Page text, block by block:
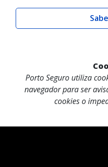
Porto Seguro utiliza
navegador para ser
cookies o